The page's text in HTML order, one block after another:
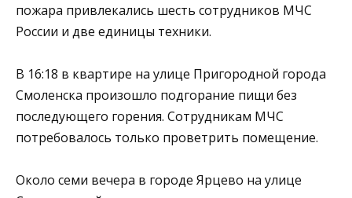
пожара привлекались шесть сотрудников МЧС
России и две единицы техники.
В 16:18 в квартире на улице Пригородной города
Смоленска произошло подгорание пищи без
последующего горения. Сотрудникам МЧС
потребовалось только проветрить помещение.
Около семи вечера в городе Ярцево на улице